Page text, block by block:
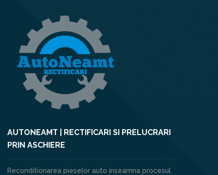
AUTONEAMT | RECTIFICARI SI PRELUCRARI
PRIN ASCHIERE
Reconditionarea pieselor auto inseamna procesul